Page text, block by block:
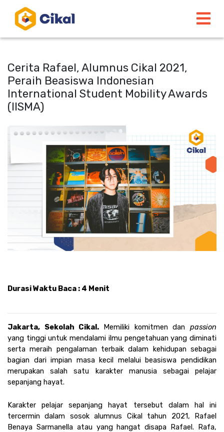
Cerita Rafael, Alumnus Cikal 2021,
Peraih Beasiswa Indonesian
International Student Mobility Awards
(IISMA)
Durasi Waktu Baca : 4 Menit
Jakarta, Sekolah Cikal. Memiliki komitmen dan passion
yang tinggi untuk mendalami ilmu pengetahuan yang diminati
serta meraih pengalaman terbaik dalam kehidupan sebagai
bagian dari impian masa kecil melalui beasiswa pendidikan
merupakan salah satu karakter manusia sebagai pelajar
sepanjang hayat.
Karakter pelajar sepanjang hayat tersebut dalam hal ini
tercermin dalam sosok alumnus Cikal tahun 2021, Rafael
Benaya Sarmanella atau yang hangat disapa Rafael. Rafa,